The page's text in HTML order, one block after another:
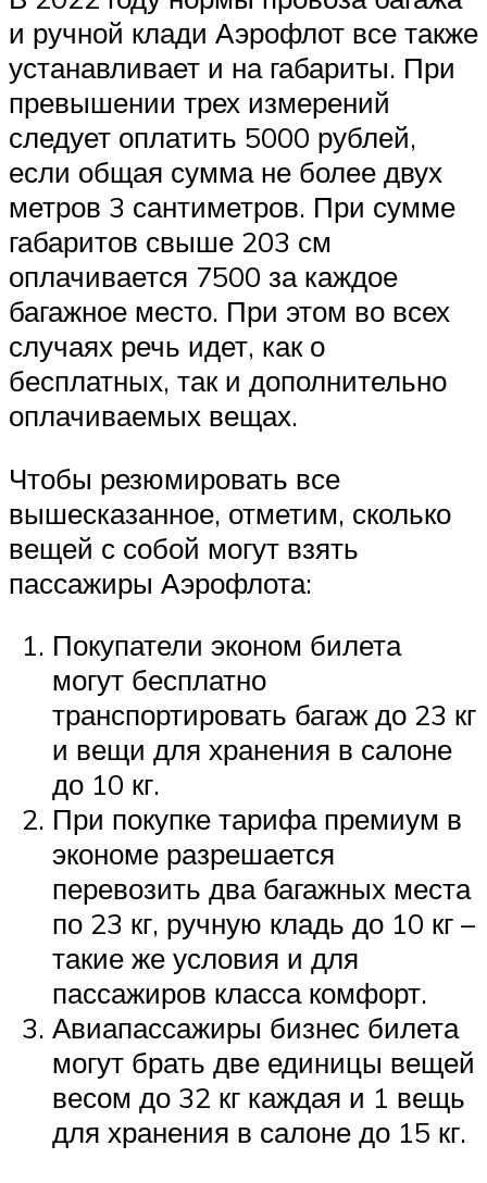
и ручной клади Аэрофлот все также
устанавливает и на габариты. При
превышении трех измерений
следует оплатить 5000 рублей,
если общая сумма не более двух
метров 3 сантиметров. При сумме
габаритов свыше 203 см
оплачивается 7500 за каждое
багажное место. При этом во всех
случаях речь идет, как о
бесплатных, так и дополнительно
оплачиваемых вещах.
Чтобы резюмировать все
вышесказанное, отметим, сколько
вещей с собой могут взять
пассажиры Аэрофлота:
Покупатели эконом билета
могут бесплатно
транспортировать багаж до 23 кг
и вещи для хранения в салоне
до 10 кг.
При покупке тарифа премиум в
экономе разрешается
перевозить два багажных места
по 23 кг, ручную кладь до 10 кг –
такие же условия и для
пассажиров класса комфорт.
Авиапассажиры бизнес билета
могут брать две единицы вещей
весом до 32 кг каждая и 1 вещь
для хранения в салоне до 15 кг.